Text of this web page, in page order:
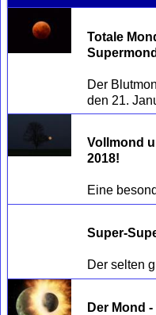
Totale
Der
Vollmond
2018!
Super-
Der Mond